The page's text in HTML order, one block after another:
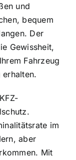
und
bequem
Der
Gewissheit,
Fahrzeug
erhalten.
im
aber
Mit